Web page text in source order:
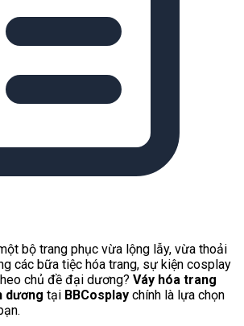
bộ trang phục vừa lộng lẫy, vừa thoải
các bữa tiệc hóa trang, sự kiện cosplay
chủ đề đại dương? Váy hóa trang
dương tại BBCosplay chính là lựa chọn